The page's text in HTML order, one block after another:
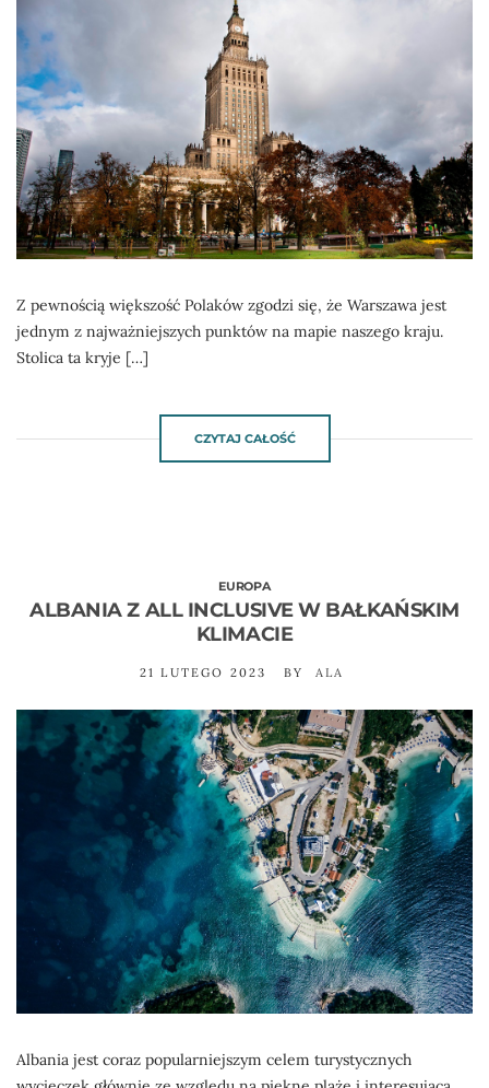
Z pewnością większość Polaków zgodzi się, że Warszawa jest
jednym z najważniejszych punktów na mapie naszego kraju.
Stolica ta kryje […]
CZYTAJ CAŁOŚĆ
EUROPA
ALBANIA Z ALL INCLUSIVE W BAŁKAŃSKIM
KLIMACIE
21 LUTEGO 2023 BY ALA
Albania jest coraz popularniejszym celem turystycznych